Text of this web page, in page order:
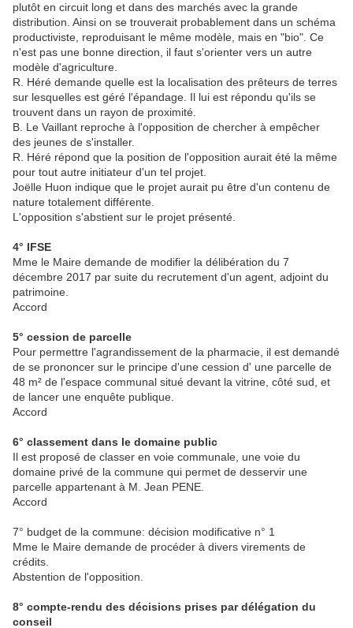
plutôt en circuit long et dans des marchés avec la grande
distribution. Ainsi on se trouverait probablement dans un schéma
productiviste, reproduisant le même modèle, mais en "bio". Ce
n'est pas une bonne direction, il faut s'orienter vers un autre
modèle d'agriculture.
R. Héré demande quelle est la localisation des prêteurs de terres
sur lesquelles est géré l'épandage. Il lui est répondu qu'ils se
trouvent dans un rayon de proximité.
B. Le Vaillant reproche à l'opposition de chercher à empêcher
des jeunes de s'installer.
R. Héré répond que la position de l'opposition aurait été la même
pour tout autre initiateur d'un tel projet.
Joëlle Huon indique que le projet aurait pu être d'un contenu de
nature totalement différente.
L'opposition s'abstient sur le projet présenté.
4° IFSE
Mme le Maire demande de modifier la délibération du 7
décembre 2017 par suite du recrutement d'un agent, adjoint du
patrimoine.
Accord
5° cession de parcelle
Pour permettre l'agrandissement de la pharmacie, il est demandé
de se prononcer sur le principe d'une cession d' une parcelle de
48 m² de l'espace communal situé devant la vitrine, côté sud, et
de lancer une enquête publique.
Accord
6° classement dans le domaine public
Il est proposé de classer en voie communale, une voie du
domaine privé de la commune qui permet de desservir une
parcelle appartenant à M. Jean PENE.
Accord
7° budget de la commune: décision modificative n° 1
Mme le Maire demande de procéder à divers virements de
crédits.
Abstention de l'opposition.
8° compte-rendu des décisions prises par délégation du
conseil